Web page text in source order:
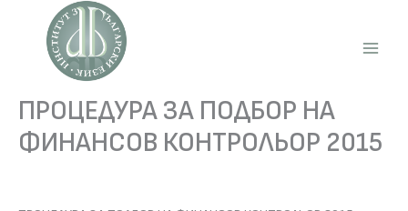
content
ПРОЦЕДУРА ЗА ПОДБОР НА
ФИНАНСОВ КОНТРОЛЬОР 2015